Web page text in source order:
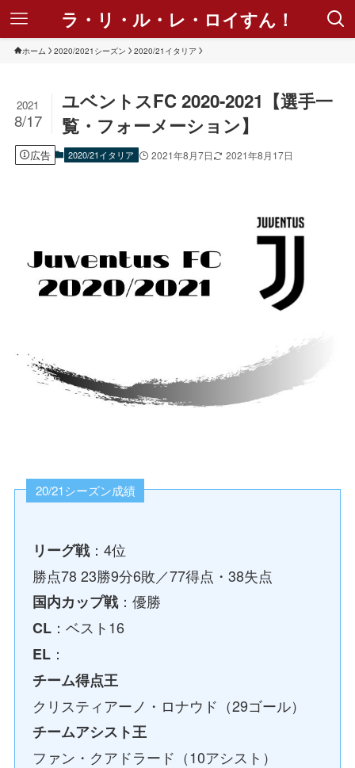
ラ・リ・ル・レ・ロイすん！
ホーム 2020/2021シーズン 2020/21イタリア
ユベントスFC 2020-2021【選手一
覧・フォーメーション】
2021
8/17
広告 2020/21イタリア 2021年8月7日 2021年8月17日
20/21シーズン成績
リーグ戦：4位
勝点78 23勝9分6敗／77得点・38失点
国内カップ戦：優勝
CL ：ベスト16
EL ：
チーム得点王
クリスティアーノ・ロナウド（29ゴール）
チームアシスト王
ファン・クアドラード（10アシスト）